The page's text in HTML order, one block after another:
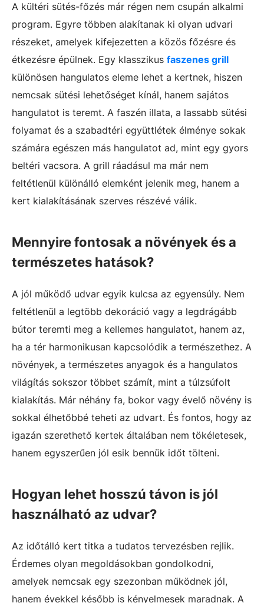
A kültéri sütés-főzés már régen nem csupán alkalmi
program. Egyre többen alakítanak ki olyan udvari
részeket, amelyek kifejezetten a közös főzésre és
étkezésre épülnek. Egy klasszikus faszenes grill
különösen hangulatos eleme lehet a kertnek, hiszen
nemcsak sütési lehetőséget kínál, hanem sajátos
hangulatot is teremt. A faszén illata, a lassabb sütési
folyamat és a szabadtéri együttlétek élménye sokak
számára egészen más hangulatot ad, mint egy gyors
beltéri vacsora. A grill ráadásul ma már nem
feltétlenül különálló elemként jelenik meg, hanem a
kert kialakításának szerves részévé válik.
Mennyire fontosak a növények és a
természetes hatások?
A jól működő udvar egyik kulcsa az egyensúly. Nem
feltétlenül a legtöbb dekoráció vagy a legdrágább
bútor teremti meg a kellemes hangulatot, hanem az,
ha a tér harmonikusan kapcsolódik a természethez. A
növények, a természetes anyagok és a hangulatos
világítás sokszor többet számít, mint a túlzsúfolt
kialakítás. Már néhány fa, bokor vagy évelő növény is
sokkal élhetőbbé teheti az udvart. És fontos, hogy az
igazán szerethető kertek általában nem tökéletesek,
hanem egyszerűen jól esik bennük időt tölteni.
Hogyan lehet hosszú távon is jól
használható az udvar?
Az időtálló kert titka a tudatos tervezésben rejlik.
Érdemes olyan megoldásokban gondolkodni,
amelyek nemcsak egy szezonban működnek jól,
hanem évekkel később is kényelmesek maradnak. A